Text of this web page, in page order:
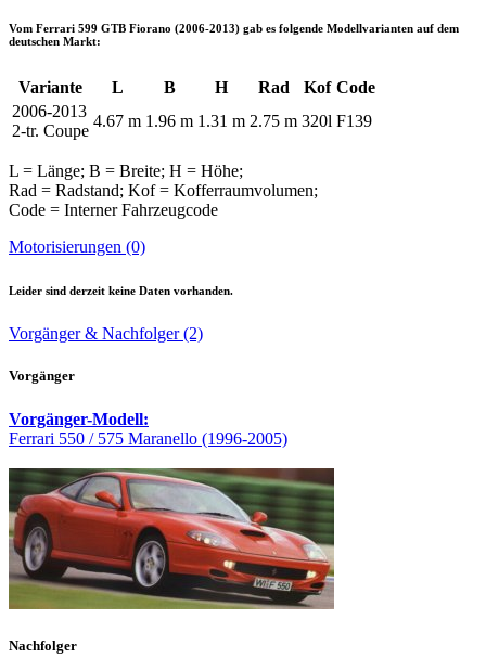
Vom Ferrari 599 GTB Fiorano (2006-2013) gab es folgende Modellvarianten auf dem
deutschen Markt:
Variante L B H Rad Kof Code
2006-2013
2-tr. Coupe
4.67 m 1.96 m 1.31 m 2.75 m 320l F139
L = Länge; B = Breite; H = Höhe;
Rad = Radstand; Kof = Kofferraumvolumen;
Code = Interner Fahrzeugcode
Motorisierungen (0)
Leider sind derzeit keine Daten vorhanden.
Vorgänger & Nachfolger (2)
Vorgänger
Vorgänger-Modell:
Ferrari 550 / 575 Maranello (1996-2005)
Nachfolger